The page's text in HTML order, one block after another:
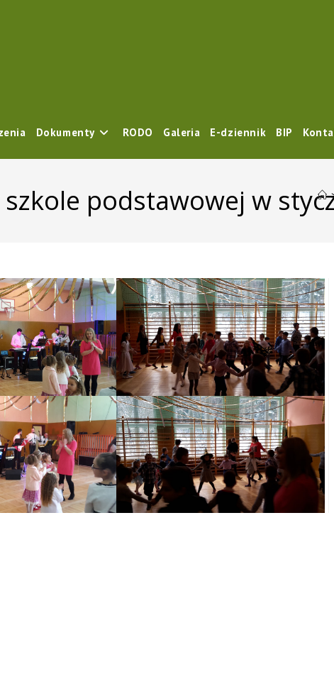
Dokumenty RODO Galeria E-dziennik BIP
podstawowej w